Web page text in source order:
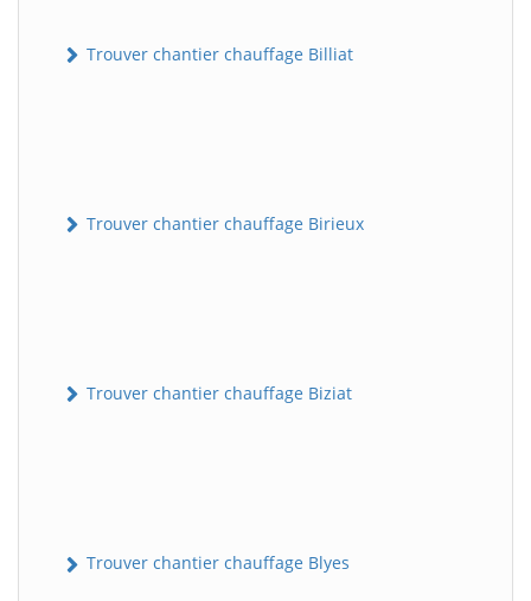
Trouver chantier chauffage Billiat
Trouver chantier chauffage Birieux
Trouver chantier chauffage Biziat
Trouver chantier chauffage Blyes